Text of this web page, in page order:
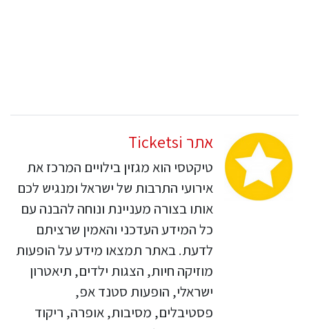
אתר Ticketsi
טיקטסי הוא מגזין בילויים המרכז את
אירועי התרבות של ישראל ומנגיש לכם
אותו בצורה מעניינת ונוחה להבנה עם
כל המידע העדכני והאמין שרציתם
לדעת. באתר תמצאו מידע על הופעות
מוזיקה חיות, הצגות ילדים, תיאטרון
ישראלי, הופעות סטנד אפ,
פסטיבלים, מסיבות, אופרה, ריקוד